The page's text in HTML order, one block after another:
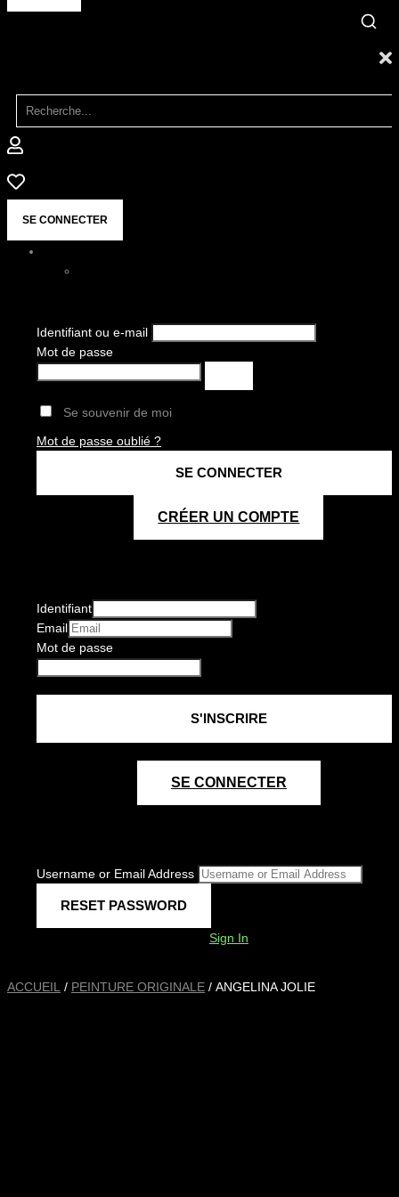
SE CONNECTER
Identifiant ou e-mail
Mot de passe
Se souvenir de moi
Mot de passe oublié ?
CRÉER UN COMPTE
Identifiant
Email
Mot de passe
SE CONNECTER
Username or Email Address
Sign In
ACCUEIL / PEINTURE ORIGINALE / ANGELINA JOLIE